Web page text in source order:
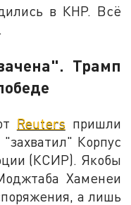
в КНР. Всё
Трамп
Reuters пришли
Корпус
(КСИР). Якобы
Хаменеи
а лишь